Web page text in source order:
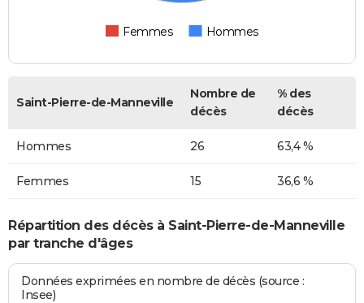
Femmes Hommes
Saint-Pierre-de-Manneville
Nombre de
décès
% des
décès
Hommes 26 63,4 %
Femmes 15 36,6 %
Répartition des décès à Saint-Pierre-de-Manneville
par tranche d'âges
Données exprimées en nombre de décès (source :
Insee)